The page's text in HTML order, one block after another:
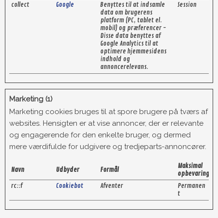
collect Google
Benyttes til at indsamle
data om brugerens
platform (PC, tablet el.
mobil) og præferencer -
Disse data benyttes af
Google Analytics til at
optimere hjemmesidens
indhold og
annoncerelevans.
Session
Marketing (1)
Marketing cookies bruges til at spore brugere på tværs af
websites. Hensigten er at vise annoncer, der er relevante
og engagerende for den enkelte bruger, og dermed
mere værdifulde for udgivere og tredjeparts-annoncører.
Navn Udbyder Formål
Maksimal
rc::f
Cookiebot Afventer
Permanen
t